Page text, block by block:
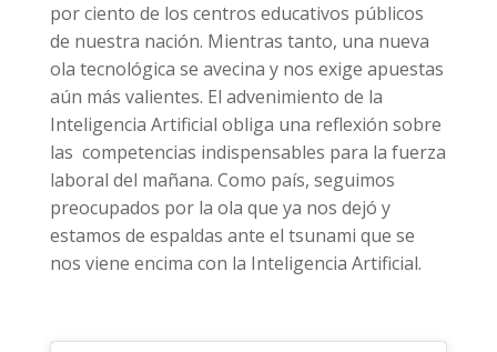
por ciento de los centros educativos públicos
de nuestra nación. Mientras tanto, una nueva
ola tecnológica se avecina y nos exige apuestas
aún más valientes. El advenimiento de la
Inteligencia Artificial obliga una reflexión sobre
las competencias indispensables para la fuerza
laboral del mañana. Como país, seguimos
preocupados por la ola que ya nos dejó y
estamos de espaldas ante el tsunami que se
nos viene encima con la Inteligencia Artificial.